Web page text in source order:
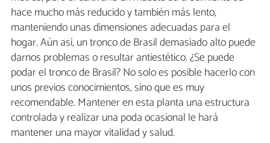
hace mucho más reducido y también más lento,
manteniendo unas dimensiones adecuadas para el
hogar. Aún así, un tronco de Brasil demasiado alto puede
darnos problemas o resultar antiestético. ¿Se puede
podar el tronco de Brasil? No solo es posible hacerlo con
unos previos conocimientos, sino que es muy
recomendable. Mantener en esta planta una estructura
controlada y realizar una poda ocasional le hará
mantener una mayor vitalidad y salud.